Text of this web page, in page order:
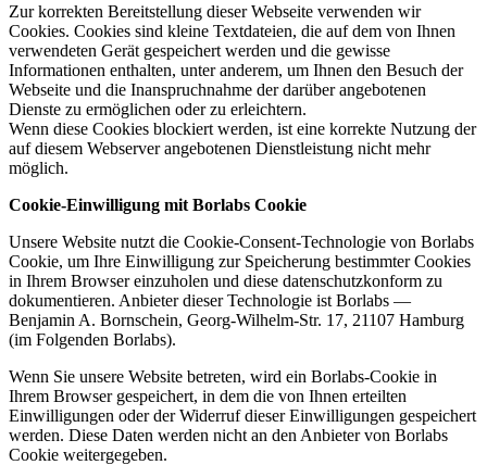
Zur korrekten Bereitstellung dieser Webseite verwenden wir
Cookies. Cookies sind kleine Textdateien, die auf dem von Ihnen
verwendeten Gerät gespeichert werden und die gewisse
Informationen enthalten, unter anderem, um Ihnen den Besuch der
Webseite und die Inanspruchnahme der darüber angebotenen
Dienste zu ermöglichen oder zu erleichtern.
Wenn diese Cookies blockiert werden, ist eine korrekte Nutzung der
auf diesem Webserver angebotenen Dienstleistung nicht mehr
möglich.
Cookie-Einwilligung mit Borlabs Cookie
Unsere Website nutzt die Cookie-Consent-Technologie von Borlabs
Cookie, um Ihre Einwilligung zur Speicherung bestimmter Cookies
in Ihrem Browser einzuholen und diese datenschutzkonform zu
dokumentieren. Anbieter dieser Technologie ist Borlabs —
Benjamin A. Bornschein, Georg-Wilhelm-Str. 17, 21107 Hamburg
(im Folgenden Borlabs).
Wenn Sie unsere Website betreten, wird ein Borlabs-Cookie in
Ihrem Browser gespeichert, in dem die von Ihnen erteilten
Einwilligungen oder der Widerruf dieser Einwilligungen gespeichert
werden. Diese Daten werden nicht an den Anbieter von Borlabs
Cookie weitergegeben.